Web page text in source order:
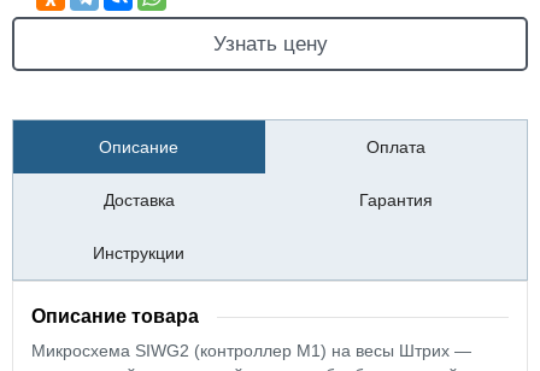
Узнать цену
Описание Оплата
Доставка Гарантия
Инструкции
Описание товара
Микросхема SIWG2 (контроллер М1) на весы Штрих —